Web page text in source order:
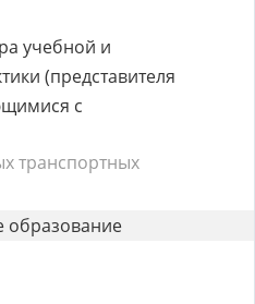
учебной и
(представителя
с
транспортных
образование